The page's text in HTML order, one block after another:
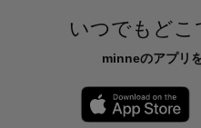
いつでもどこ
minneのアプリ